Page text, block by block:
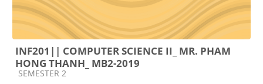
INF201|| COMPUTER SCIENCE II_ MR. PHAM
HONG THANH_ MB2-2019
Course category
SEMESTER 2